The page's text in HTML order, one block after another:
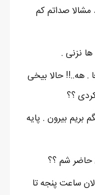
صداتم کم
نزنی .
. هه..!! حالا بیخی
؟؟
بریم بیرون . پایه
حاضر شم ؟؟
ساعت پنجه تا